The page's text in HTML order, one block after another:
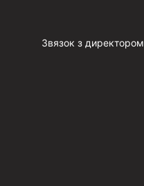
Звязок з директором